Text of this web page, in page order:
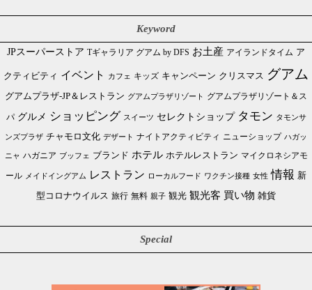
Keyword
JPスーパーストア Tギャラリア グアム by DFS お土産 アイランドタイム ア
クティビティ イベント カフェ キッズ キャンペーン クリスマス グアム
グアムプラザ-JP＆レストラン グアムプラザリゾート グアムプラザリゾート＆ス
パ グルメ ショッピング スイーツ セレクトショップ タモン タモンサ
ンズプラザ チャモロ文化 デザート ナイトアクティビティ ニューショップ ハガッ
ニャ ハガニア ブッフェ ブランド ホテル ホテルレストラン マイクロネシアモ
ール メイドイングアム レストラン ローカルフード ワクチン接種 女性 情報 新
型コロナウイルス 旅行 無料 親子 観光 観光客 買い物 雑貨
Special